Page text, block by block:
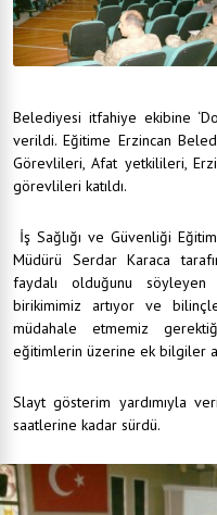
Belediyesi itfahiye ekibine
verildi. Eğitime Erzincan
Görevlileri, Afat yetkilileri,
görevlileri katıldı.
İş Sağlığı ve Güvenliği
Müdürü Serdar Karaca
faydalı olduğunu
birikimimiz artıyor ve
müdahale etmemiz
eğitimlerin üzerine ek bilgiler
Slayt gösterim yardımıyla
saatlerine kadar sürdü.